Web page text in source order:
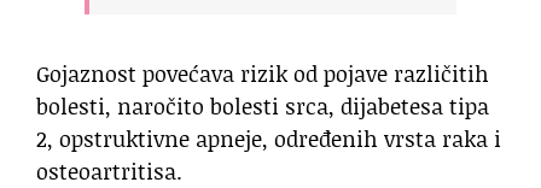
Gojaznost povećava rizik od pojave različitih
bolesti, naročito bolesti srca, dijabetesa tipa
2, opstruktivne apneje, određenih vrsta raka i
osteoartritisa.